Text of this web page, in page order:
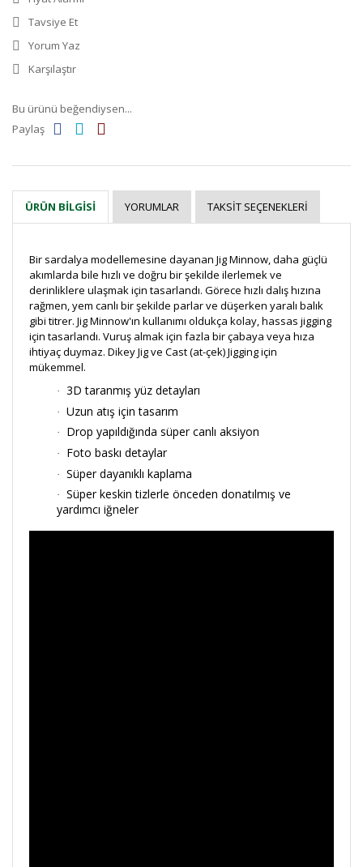
Tavsiye Et
Yorum Yaz
Karşılaştır
Bu ürünü beğendiysen...
Paylaş
ÜRÜN BILGISI YORUMLAR TAKSIT SEÇENEKLERI
Bir sardalya modellemesine dayanan Jig Minnow, daha güçlü
akımlarda bile hızlı ve doğru bir şekilde ilerlemek ve
derinliklere ulaşmak için tasarlandı. Görece hızlı dalış hızına
rağmen, yem canlı bir şekilde parlar ve düşerken yaralı balık
gibi titrer. Jig Minnow'ın kullanımı oldukça kolay, hassas jigging
için tasarlandı. Vuruş almak için fazla bir çabaya veya hıza
ihtiyaç duymaz. Dikey Jig ve Cast (at-çek) Jigging için
mükemmel.
· 3D taranmış yüz detayları
· Uzun atış için tasarım
· Drop yapıldığında süper canlı aksiyon
· Foto baskı detaylar
· Süper dayanıklı kaplama
·
Süper keskin tizlerle önceden donatılmış ve
yardımcı iğneler